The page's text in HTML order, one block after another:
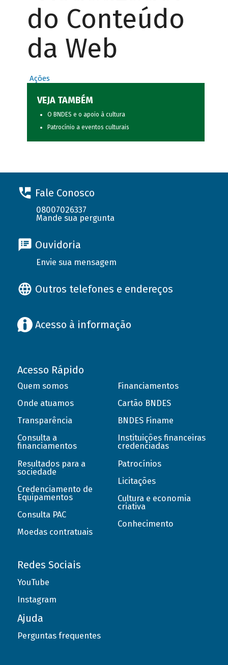
do Conteúdo
da Web
Ações
VEJA TAMBÉM
O BNDES e o apoio à cultura
Patrocínio a eventos culturais
Fale Conosco
08007026337
Mande sua pergunta
Ouvidoria
Envie sua mensagem
Outros telefones e endereços
Acesso à informação
Acesso Rápido
Quem somos
Onde atuamos
Transparência
Consulta a
financiamentos
Resultados para a
sociedade
Credenciamento de
Equipamentos
Consulta PAC
Moedas contratuais
Financiamentos
Cartão BNDES
BNDES Finame
Instituições financeiras
credenciadas
Patrocínios
Licitações
Cultura e economia
criativa
Conhecimento
Redes Sociais
YouTube
Instagram
Ajuda
Perguntas frequentes